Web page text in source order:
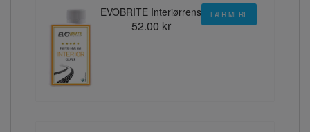
EVOBRITE Interiørrens
52.00 kr
LÆR MERE